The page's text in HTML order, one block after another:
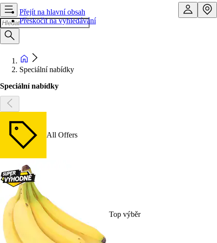
Přejít na hlavní obsah
Přeskočit na vyhledávání
Speciální nabídky
Speciální nabídky
All Offers
Top výběr